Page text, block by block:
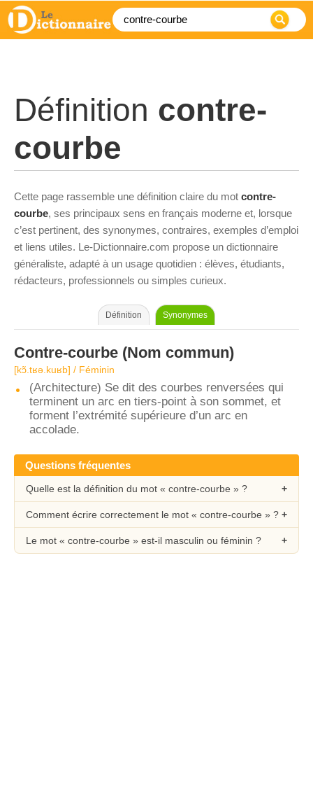
Définition contre-
courbe
Cette page rassemble une définition claire du mot contre-
courbe, ses principaux sens en français moderne et, lorsque
c’est pertinent, des synonymes, contraires, exemples d’emploi
et liens utiles. Le-Dictionnaire.com propose un dictionnaire
généraliste, adapté à un usage quotidien : élèves, étudiants,
rédacteurs, professionnels ou simples curieux.
Définition Synonymes
Contre-courbe (Nom commun)
[kɔ̃.tʁə.kuʁb] / Féminin
(Architecture) Se dit des courbes renversées qui
terminent un arc en tiers-point à son sommet, et
forment l’extrémité supérieure d’un arc en
accolade.
Questions fréquentes
Quelle est la définition du mot « contre-courbe » ?
Comment écrire correctement le mot « contre-courbe » ?
Le mot « contre-courbe » est-il masculin ou féminin ?